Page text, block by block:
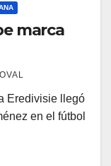
marca
Eredivisie llegó
en el fútbol